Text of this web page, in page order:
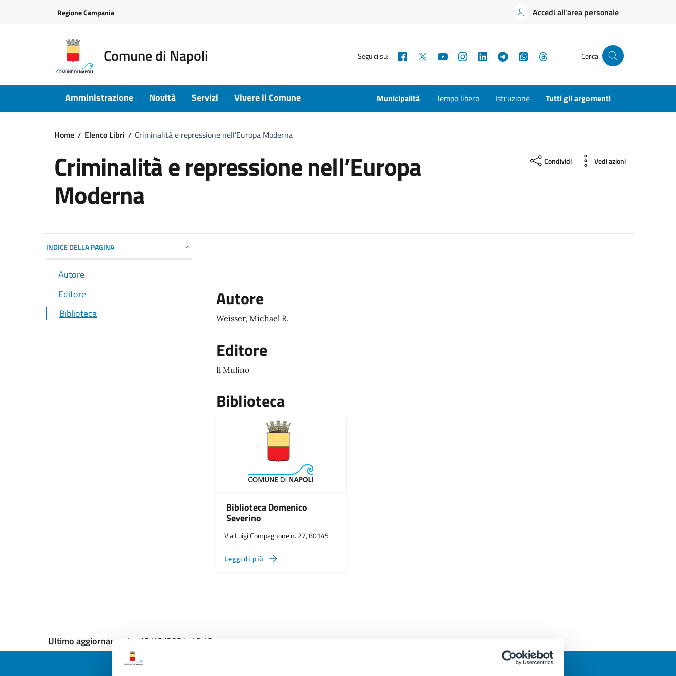
Regione Campania Accedi all'area personale
Comune di Napoli Seguici su: Facebook YouTubeInstagramLinkedInTelegramWhatsApp Cerca
Amministrazione Novità Servizi Vivere il Comune Municipalità Tempo libero Istruzione Tutti gli argomenti
Home Elenco Libri Criminalità e repressione nell’Europa Moderna
Criminalità e repressione nell’Europa
Moderna
Condividi Vedi azioni
INDICE DELLA PAGINA
Autore
Editore
Biblioteca
Autore
Weisser, Michael R.
Editore
Il Mulino
Biblioteca
Biblioteca Domenico
Severino
Via Luigi Compagnone n. 27, 80145
Leggi di più
Ultimo aggiornamento: 13/12/2024, 18:12